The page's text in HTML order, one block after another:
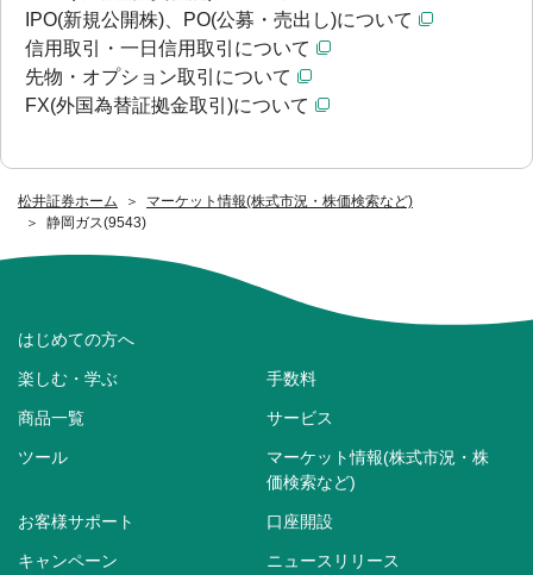
松井証券ホーム
マーケット情報(株式市況・株価検索など)
静岡ガス(9543)
IPO(新規公開株)、PO(公募・売出し)について
信用取引・一日信用取引について
先物・オプション取引について
FX(外国為替証拠金取引)について
はじめての方へ
楽しむ・学ぶ 手数料
商品一覧 サービス
ツール
マーケット情報(株式市況・株
価検索など)
お客様サポート 口座開設
キャンペーン ニュースリリース